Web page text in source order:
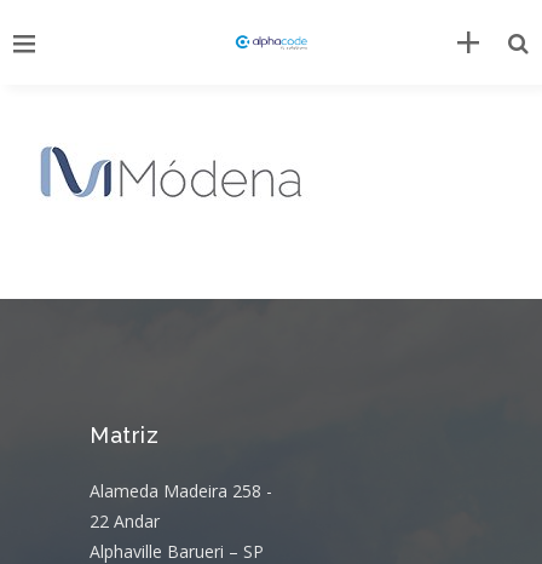
Matriz
Alameda Madeira 258 -
22 Andar
Alphaville Barueri – SP